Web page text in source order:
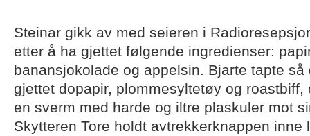
Steinar gikk av med seieren i
etter å ha gjettet følgende ingredienser:
banansjokolade og appelsin. Bjarte tapte
gjettet dopapir, plommesyltetøy og
en sverm med harde og iltre plaskuler mot
Skytteren Tore holdt avtrekkerknappen inne